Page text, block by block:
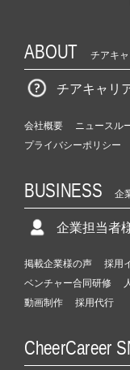
ABOUT チアキ
チアキャリ
会社概要 ニュースル
プライバシーポリシー
BUSINESS 企
企業担当者
掲載企業様の声 採用
ベンチャー合同研修
動画制作
採用代行
CheerCareer